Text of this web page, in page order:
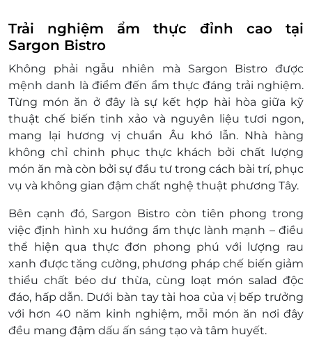
Trải nghiệm ẩm thực đỉnh cao tại
Sargon Bistro
Không phải ngẫu nhiên mà Sargon Bistro được
mệnh danh là điểm đến ẩm thực đáng trải nghiệm.
Từng món ăn ở đây là sự kết hợp hài hòa giữa kỹ
thuật chế biến tinh xảo và nguyên liệu tươi ngon,
mang lại hương vị chuẩn Âu khó lẫn. Nhà hàng
không chỉ chinh phục thực khách bởi chất lượng
món ăn mà còn bởi sự đầu tư trong cách bài trí, phục
vụ và không gian đậm chất nghệ thuật phương Tây.
Bên cạnh đó, Sargon Bistro còn tiên phong trong
việc định hình xu hướng ẩm thực lành mạnh – điều
thể hiện qua thực đơn phong phú với lượng rau
xanh được tăng cường, phương pháp chế biến giảm
thiểu chất béo dư thừa, cùng loạt món salad độc
đáo, hấp dẫn. Dưới bàn tay tài hoa của vị bếp trưởng
với hơn 40 năm kinh nghiệm, mỗi món ăn nơi đây
đều mang đậm dấu ấn sáng tạo và tâm huyết.